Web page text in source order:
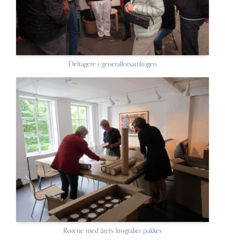
Deltagere i generalforsamlingen
Rørene med årets litografier pakkes